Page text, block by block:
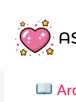
content